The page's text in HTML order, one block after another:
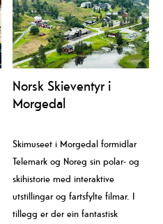
Norsk Skieventyr i
Morgedal
Skimuseet i Morgedal formidlar
Telemark og Noreg sin polar- og
skihistorie med interaktive
utstillingar og fartsfylte filmar. I
tillegg er der ein fantastisk